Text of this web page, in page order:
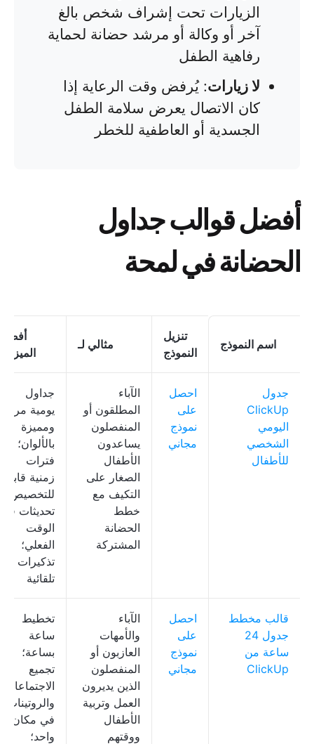
الزيارات تحت إشراف شخص بالغ
آخر أو وكالة أو مرشد حضانة لحماية
رفاهية الطفل
لا زيارات: يُرفض وقت الرعاية إذا
كان الاتصال يعرض سلامة الطفل
الجسدية أو العاطفية للخطر
أفضل قوالب جداول
الحضانة في لمحة
اسم النموذج
تنزيل
النموذج
مثالي لـ
أفضل
الميزات
جدول
ClickUp
اليومي
الشخصي
للأطفال
احصل
على
نموذج
مجاني
الآباء
المطلقون أو
المنفصلون
يساعدون
الأطفال
الصغار على
التكيف مع
خطط
الحضانة
المشتركة
جداول
يومية مرئية
ومميزة
بالألوان؛
فترات
زمنية قابلة
للتخصيص؛
تحديثات في
الوقت
الفعلي؛
تذكيرات
تلقائية
قالب مخطط
جدول 24
ساعة من
ClickUp
احصل
على
نموذج
مجاني
الآباء
والأمهات
العازبون أو
المنفصلون
الذين يديرون
العمل وتربية
الأطفال
ووقتهم
تخطيط
ساعة
بساعة؛
تجميع
الاجتماعات
والروتينات
في مكان
واحد؛